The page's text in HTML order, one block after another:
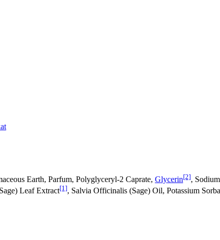
Earth, Parfum, Polyglyceryl-2 Caprate, Glycerin[2],
Leaf Extract[1], Salvia Officinalis (Sage) Oil, Potassium